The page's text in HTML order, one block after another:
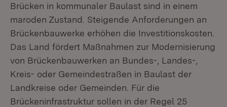
Brücken in kommunaler Baulast sind in einem
maroden Zustand. Steigende Anforderungen an
Brückenbauwerke erhöhen die Investitionskosten.
Das Land fördert Maßnahmen zur Modernisierung
von Brückenbauwerken an Bundes-, Landes-,
Kreis- oder Gemeindestraßen in Baulast der
Landkreise oder Gemeinden. Für die
Brückeninfrastruktur sollen in der Regel 25